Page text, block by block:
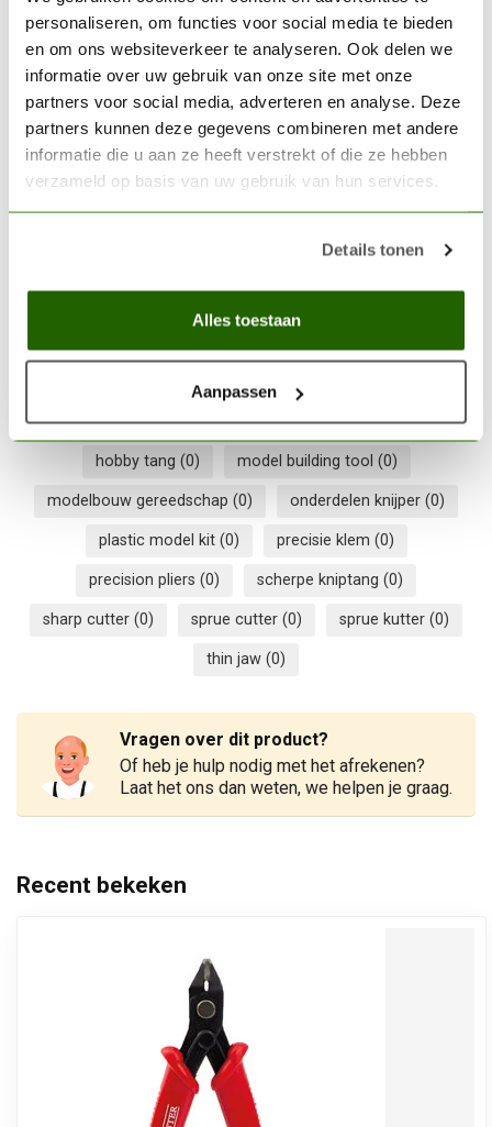
personaliseren, om functies voor social media te bieden
en om ons websiteverkeer te analyseren. Ook delen we
informatie over uw gebruik van onze site met onze
partners voor social media, adverteren en analyse. Deze
partners kunnen deze gegevens combineren met andere
informatie die u aan ze heeft verstrekt of die ze hebben
verzameld op basis van uw gebruik van hun services.
Details tonen
Alles toestaan
Aanpassen
THE ARMY PAINTER
The Army Painter Self-
healing Cutting mat - TL5049
Niet op voorraad
€9,39
THE ARMY PAINTER
The Army Painter Hobby
conversion tool
frame knipper(0) hobby snijtang(0)
hobby tang (0) model building tool (0)
modelbouw gereedschap (0) onderdelen knijper (0)
plastic model kit (0) precisie klem (0)
precision pliers (0) scherpe kniptang (0)
sharp cutter (0) sprue cutter (0) sprue kutter (0)
thin jaw (0)
Vragen over dit product?
Of heb je hulp nodig met het afrekenen?
Laat het ons dan weten, we helpen je graag.
Recent bekeken